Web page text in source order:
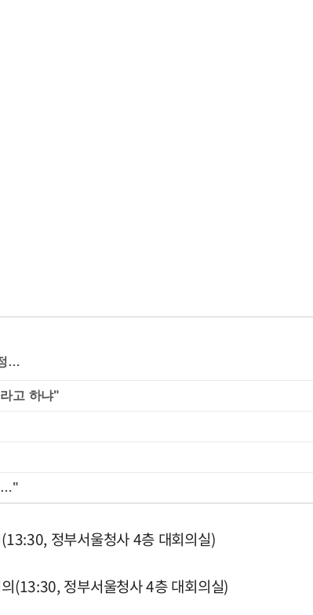
고 하냐"
…"
정부서울청사 4층 대회의실)
(13:30, 정부서울청사 4층 대회의실)